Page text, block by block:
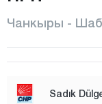
Чанкыры -
Sadık